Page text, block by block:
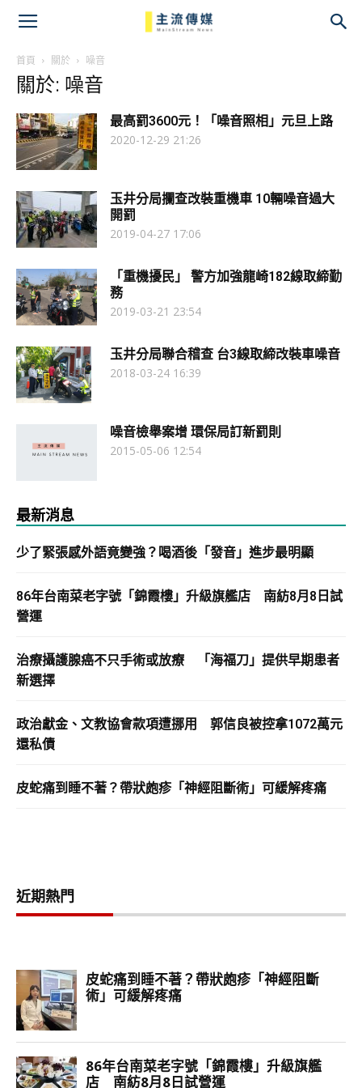
首頁 關於 噪音
關於: 噪音
最高罰3600元！「噪音照相」元旦上路
2020-12-29 21:26
玉井分局攔查改裝重機車 10輛噪音過大
開罰
2019-04-27 17:06
「重機擾民」 警方加強龍崎182線取締勤
務
2019-03-21 23:54
玉井分局聯合稽查 台3線取締改裝車噪音
2018-03-24 16:39
噪音檢舉案增 環保局訂新罰則
2015-05-06 12:54
最新消息
少了緊張感外語竟變強？喝酒後「發音」進步最明顯
86年台南菜老字號「錦霞樓」升級旗艦店 南紡8月8日試
營運
治療攝護腺癌不只手術或放療 「海福刀」提供早期患者
新選擇
政治獻金、文教協會款項遭挪用 郭信良被控拿1072萬元
還私債
皮蛇痛到睡不著？帶狀皰疹「神經阻斷術」可緩解疼痛
近期熱門